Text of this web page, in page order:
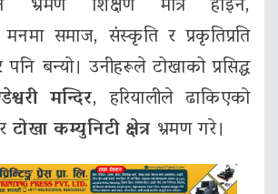
समाज, संस्कृति र प्रकृतिप्रति
बन्यो। उनीहरूले टोखाको प्रसिद्ध
मन्दिर, हरियालीले ढाकिएको
टोखा कम्युनिटी क्षेत्र भ्रमण गरे।